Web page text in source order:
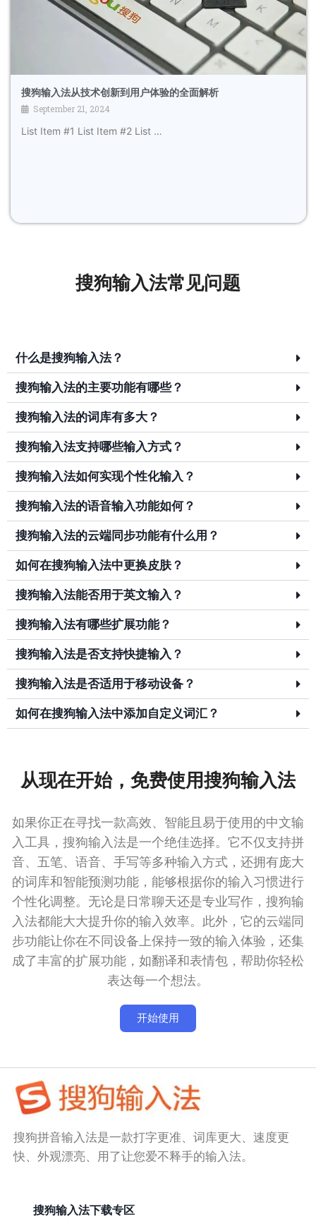
搜狗输入法从技术创新到用户体验的全面解析
September 21, 2024
List Item #1 List Item #2 List …
搜狗输入法常见问题
什么是搜狗输入法？
搜狗输入法的主要功能有哪些？
搜狗输入法的词库有多大？
搜狗输入法支持哪些输入方式？
搜狗输入法如何实现个性化输入？
搜狗输入法的语音输入功能如何？
搜狗输入法的云端同步功能有什么用？
如何在搜狗输入法中更换皮肤？
搜狗输入法能否用于英文输入？
搜狗输入法有哪些扩展功能？
搜狗输入法是否支持快捷输入？
搜狗输入法是否适用于移动设备？
如何在搜狗输入法中添加自定义词汇？
从现在开始，免费使用搜狗输入法
如果你正在寻找一款高效、智能且易于使用的中文输
入工具，搜狗输入法是一个绝佳选择。它不仅支持拼
音、五笔、语音、手写等多种输入方式，还拥有庞大
的词库和智能预测功能，能够根据你的输入习惯进行
个性化调整。无论是日常聊天还是专业写作，搜狗输
入法都能大大提升你的输入效率。此外，它的云端同
步功能让你在不同设备上保持一致的输入体验，还集
成了丰富的扩展功能，如翻译和表情包，帮助你轻松
表达每一个想法。
开始使用
搜狗拼音输入法是一款打字更准、词库更大、速度更
快、外观漂亮、用了让您爱不释手的输入法。
搜狗输入法下载专区